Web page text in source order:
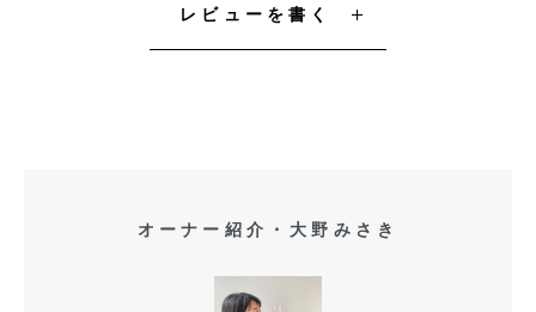
レビューを書く
オーナー紹介・大野みさき